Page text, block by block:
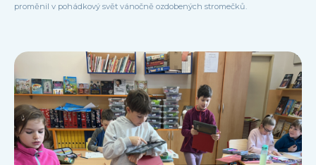
proměnil v pohádkový svět vánočně ozdobených stromečků.